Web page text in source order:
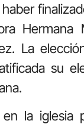
Hermana
La
su
en la iglesia